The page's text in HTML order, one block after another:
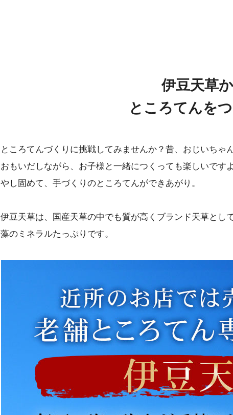
伊豆天草
ところてんを
ところてんづくりに挑戦してみませんか？昔、おじいちゃ
おもいだしながら、お子様と一緒につくっても楽しいです
やし固めて、手づくりのところてんができあがり。
伊豆天草は、国産天草の中でも質が高くブランド天草とし
藻のミネラルたっぷりです。